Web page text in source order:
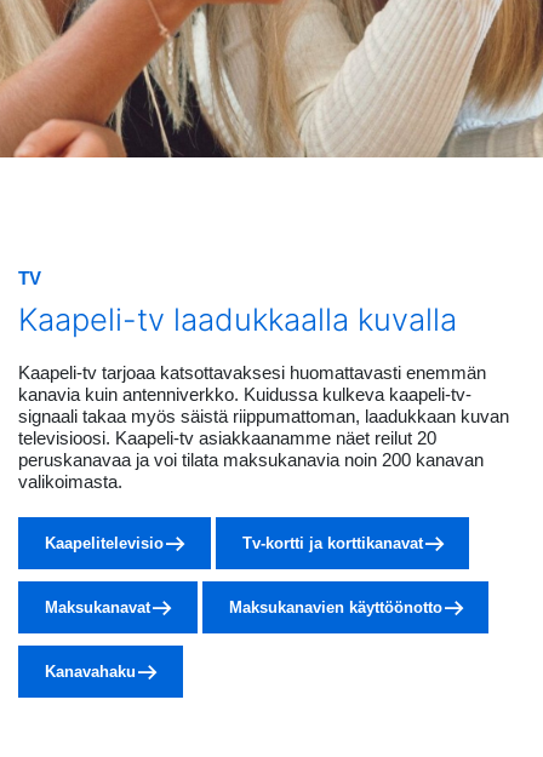
TV
Kaapeli-tv laadukkaalla kuvalla
Kaapeli-tv tarjoaa katsottavaksesi huomattavasti enemmän
kanavia kuin antenniverkko. Kuidussa kulkeva kaapeli-tv-
signaali takaa myös säistä riippumattoman, laadukkaan kuvan
televisioosi. Kaapeli-tv asiakkaanamme näet reilut 20
peruskanavaa ja voi tilata maksukanavia noin 200 kanavan
valikoimasta.
Kaapelitelevisio Tv-kortti ja korttikanavat
Maksukanavat Maksukanavien käyttöönotto
Kanavahaku